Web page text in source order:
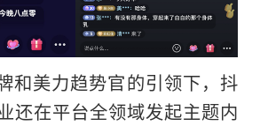
和美力趋势官的引领下，抖
还在平台全领域发起主题内